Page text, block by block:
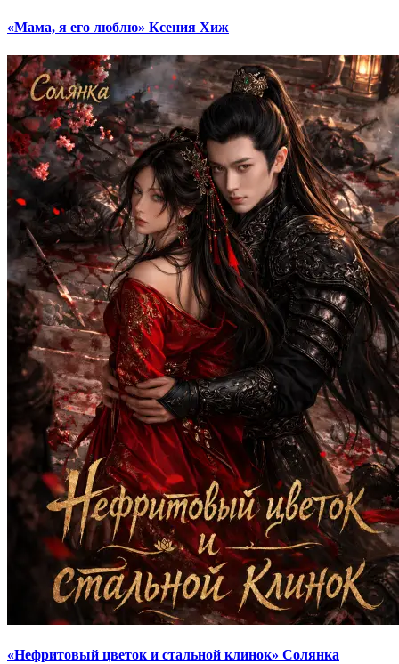
«Мама, я его люблю» Ксения Хиж
«Нефритовый цветок и стальной клинок» Солянка